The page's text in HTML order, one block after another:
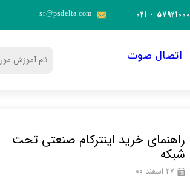
021 - 57921000​​​​​​​
sr@psdelta.com
​اتصال صوت
راهنمای خرید اینترکام صنعتی تحت
شبکه
۲۷ اسفند ۰۰